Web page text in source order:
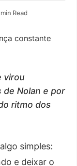
Read
virou
Nolan e por
ritmo dos
simples:
e deixar o